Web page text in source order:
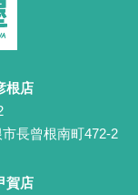
根店
長曾根南町472-2
賀店